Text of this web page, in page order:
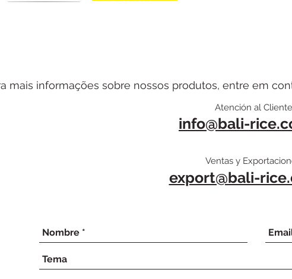
mais informações sobre nossos produtos, entre em
Atención al
info@bali-
Ventas y
export@bali-